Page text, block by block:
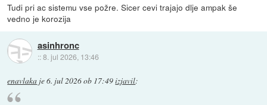
Tudi pri ac sistemu vse požre. Sicer cevi trajajo dlje ampak še
vedno je korozija
asinhronc
::8. jul 2026, 13:46
enavlaka je6. jul 2026 ob 17:49izjavil: